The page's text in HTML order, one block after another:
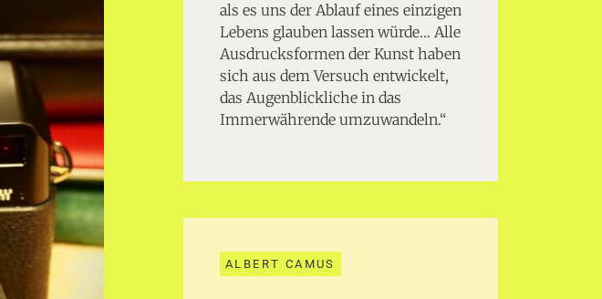
als es uns der Ablauf eines einzigen
Lebens glauben lassen würde… Alle
Ausdrucksformen der Kunst haben
sich aus dem Versuch entwickelt,
das Augenblickliche in das
Immerwährende umzuwandeln.“
ALBERT CAMUS